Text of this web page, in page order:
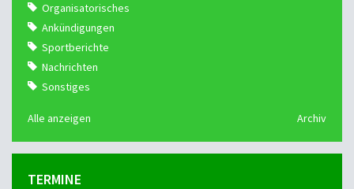
Organisatorisches
Ankündigungen
Sportberichte
Nachrichten
Sonstiges
Alle anzeigen Archiv
TERMINE